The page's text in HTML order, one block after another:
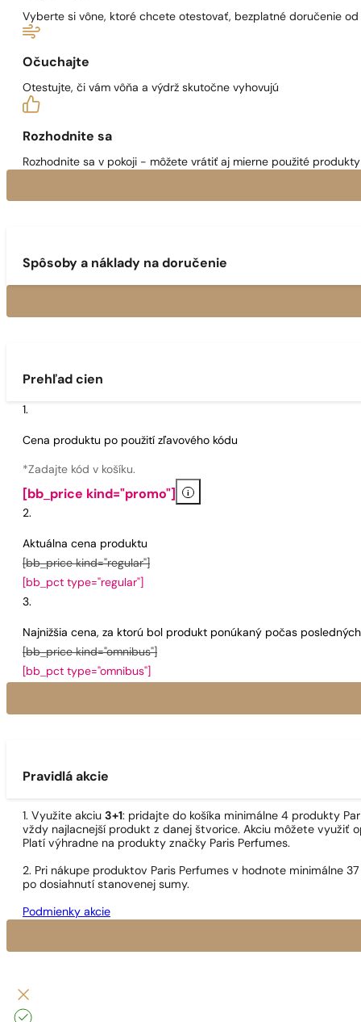
Vyberte si vône, ktoré chcete otestovať, bezplatné doručenie
Očuchajte
Otestujte, či vám vôňa a výdrž skutočne vyhovujú
Rozhodnite sa
Rozhodnite sa v pokoji - môžete vrátiť aj mierne použité
Spôsoby a náklady na doručenie
Prehľad cien
Cena produktu po použití zľavového kódu
*Zadajte kód v košíku.
[bb_price kind="promo"] i
Aktuálna cena produktu
[bb_price kind="regular"]
[bb_pct type="regular"]
Najnižšia cena, za ktorú bol produkt ponúkaný počas
[bb_price kind="omnibus"]
[bb_pct type="omnibus"]
Pravidlá akcie
1. Využite akciu 3+1: pridajte do košíka minimálne 4 produkty
vždy najlacnejší produkt z danej štvorice. Akciu môžete využiť
Platí výhradne na produkty značky Paris Perfumes.
2. Pri nákupe produktov Paris Perfumes v hodnote minimálne
po dosiahnutí stanovenej sumy.
Podmienky akcie